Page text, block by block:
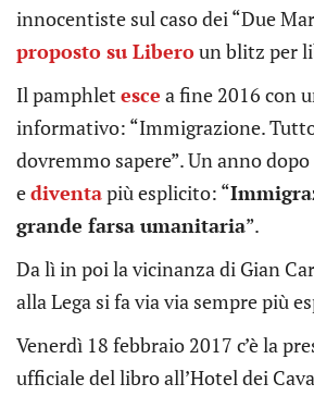
innocentiste sul caso dei “Due
proposto su Liberoun blitz per
Il pamphlet esce a fine 2016 con
informativo: “Immigrazione.
dovremmo sapere”. Un anno
ediventapiù esplicito: “
grande farsa umanitaria”.
Da lì in poi la vicinanza di Gian
alla Lega si fa via via sempre più
Venerdì 18 febbraio 2017 c’è la
ufficiale del libro all’Hotel dei